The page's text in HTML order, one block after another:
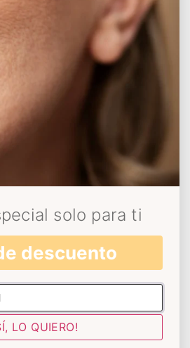
click en la imagen!
madura… Facial Completo
el ritual completo de la cara.
junto con la crema, los dos
ojos. Si eres exigente y buscas
más sana, cuidada y
solo para ti
descuento
LO QUIERO!